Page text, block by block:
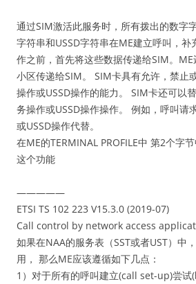
通过SIM激活此服务时，所有拨出的数字
字符串和USSD字符串在ME建立呼叫，补
作之前，首先将这些数据传递给SIM。
小区传递给SIM。 SIM卡具有允许，禁止
操作或USSD操作的能力。 SIM卡还可以
务操作或USSD操作操作。 例如，呼叫请
或USSD操作代替。
在ME的TERMINAL PROFILE中 第2个字
这个功能
—————
ETSI TS 102 223 V15.3.0 (2019-07)
Call control by network access
如果在NAA的服务表（SST或者UST）中
用， 那么ME应该遵循如下几点：
1）对于所有的呼叫建立(call set-up)尝试(